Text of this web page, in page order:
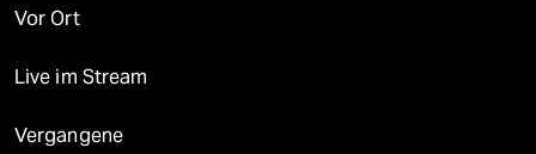
Vor Ort
Live im Stream
Vergangene